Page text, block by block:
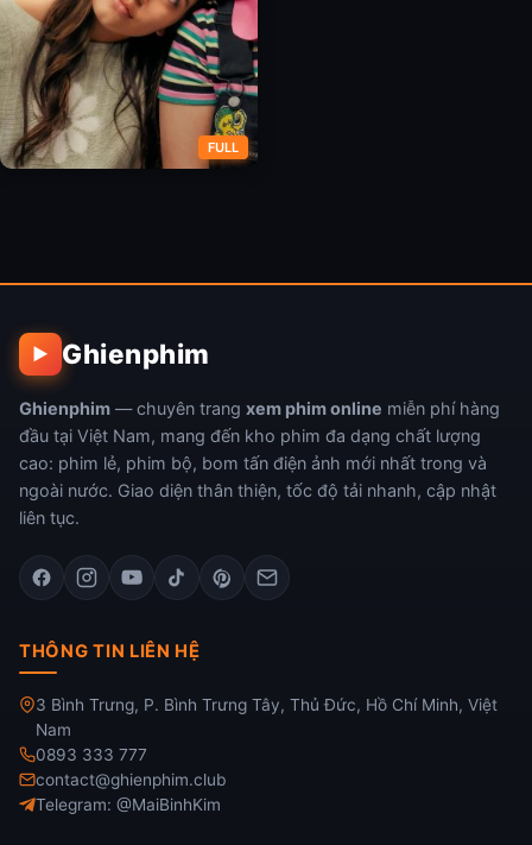
FULL
▶ Ghienphim
Ghienphim — chuyên trang xem phim online miễn phí hàng
đầu tại Việt Nam, mang đến kho phim đa dạng chất lượng
cao: phim lẻ, phim bộ, bom tấn điện ảnh mới nhất trong và
ngoài nước. Giao diện thân thiện, tốc độ tải nhanh, cập nhật
liên tục.
THÔNG TIN LIÊN HỆ
3 Bình Trưng, P. Bình Trưng Tây, Thủ Đức, Hồ Chí Minh, Việt
Nam
0893 333 777
contact@ghienphim.club
Telegram: @MaiBinhKim